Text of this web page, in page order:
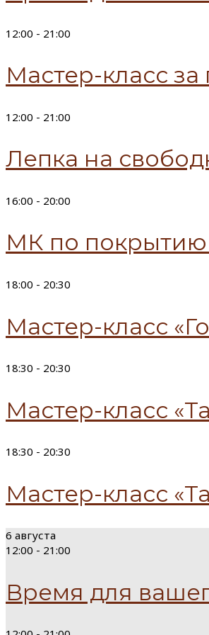
12:00 - 21:00
Мастер-класс
12:00 - 21:00
Лепка на
16:00 - 20:00
МК по покрытию
18:00 - 20:30
Мастер-класс
18:30 - 20:30
Мастер-класс
18:30 - 20:30
Мастер-класс
6 августа
12:00 - 21:00
Время для